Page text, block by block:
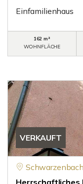
Einfamilienhaus
162 m²
WOHNFLÄCHE
VERKAUFT
Herrschaftliches